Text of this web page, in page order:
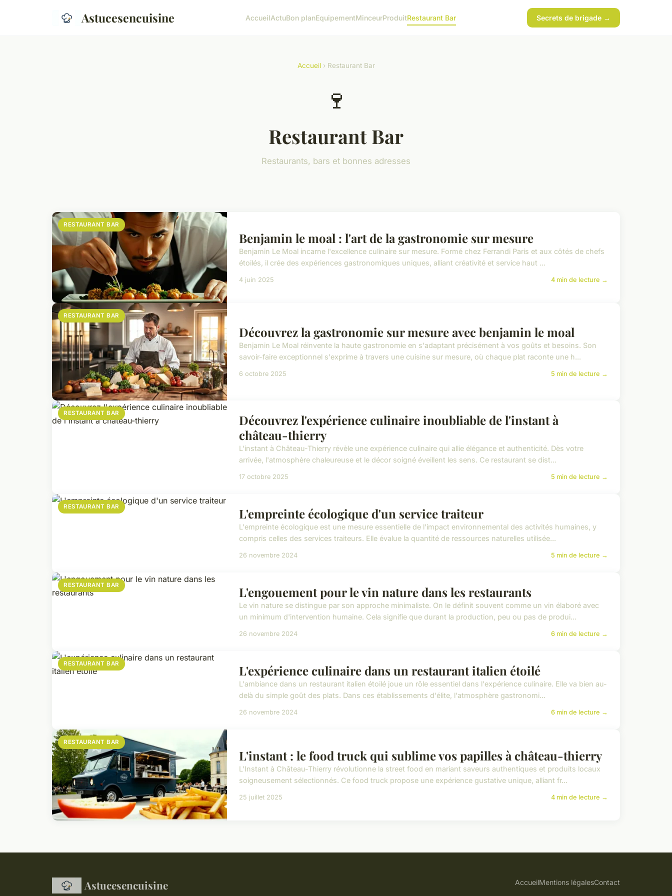
Astucesencuisine AccueilActuBon planEquipementMinceurProduitRestaurant Bar Secrets de brigade →
Accueil› Restaurant Bar
🍷
Restaurant Bar
Restaurants, bars et bonnes adresses
RESTAURANT BAR
Benjamin le moal : l'art de la gastronomie sur mesure
Benjamin Le Moal incarne l'excellence culinaire sur mesure. Formé chez Ferrandi Paris et aux côtés de chefs
étoilés, il crée des expériences gastronomiques uniques, alliant créativité et service haut ...
4 juin 2025 4 min de lecture →
RESTAURANT BAR
Découvrez la gastronomie sur mesure avec benjamin le moal
Benjamin Le Moal réinvente la haute gastronomie en s'adaptant précisément à vos goûts et besoins. Son
savoir-faire exceptionnel s'exprime à travers une cuisine sur mesure, où chaque plat raconte une h...
6 octobre 2025 5 min de lecture →
RESTAURANT BAR
Découvrez l'expérience culinaire inoubliable de l'instant à
château-thierry
L'instant à Château-Thierry révèle une expérience culinaire qui allie élégance et authenticité. Dès votre
arrivée, l'atmosphère chaleureuse et le décor soigné éveillent les sens. Ce restaurant se dist...
17 octobre 2025 5 min de lecture →
RESTAURANT BAR L'empreinte écologique d'un service traiteur
L'empreinte écologique est une mesure essentielle de l'impact environnemental des activités humaines, y
compris celles des services traiteurs. Elle évalue la quantité de ressources naturelles utilisée...
26 novembre 2024 5 min de lecture →
RESTAURANT BAR L'engouement pour le vin nature dans les restaurants
Le vin nature se distingue par son approche minimaliste. On le définit souvent comme un vin élaboré avec
un minimum d'intervention humaine. Cela signifie que durant la production, peu ou pas de produi...
26 novembre 2024 6 min de lecture →
RESTAURANT BAR L'expérience culinaire dans un restaurant italien étoilé
L'ambiance dans un restaurant italien étoilé joue un rôle essentiel dans l'expérience culinaire. Elle va bien au-
delà du simple goût des plats. Dans ces établissements d'élite, l'atmosphère gastronomi...
26 novembre 2024 6 min de lecture →
RESTAURANT BAR
L'instant : le food truck qui sublime vos papilles à château-thierry
L'Instant à Château-Thierry révolutionne la street food en mariant saveurs authentiques et produits locaux
soigneusement sélectionnés. Ce food truck propose une expérience gustative unique, alliant fr...
25 juillet 2025 4 min de lecture →
Astucesencuisine AccueilMentions légalesContact